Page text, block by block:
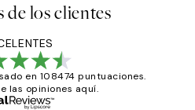
los clientes
en 108474 puntuaciones.
las opiniones aquí.